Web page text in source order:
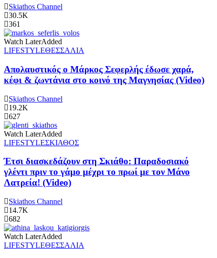
Skiathos Channel
30.5K
361
Watch LaterAdded
LIFESTYLEΘΕΣΣΑΛΙΑ
Απολαυστικός ο Μάρκος Σεφερλής έδωσε χαρά,
κέφι & ζωντάνια στο κοινό της Μαγνησίας (Video)
Skiathos Channel
19.2K
627
Watch LaterAdded
LIFESTYLEΣΚΙΑΘΟΣ
Έτσι διασκεδάζουν στη Σκιάθο: Παραδοσιακό
γλέντι πριν το γάμο μέχρι το πρωί με τον Μάνο
Λατρεία! (Video)
Skiathos Channel
14.7K
682
Watch LaterAdded
LIFESTYLEΘΕΣΣΑΛΙΑ